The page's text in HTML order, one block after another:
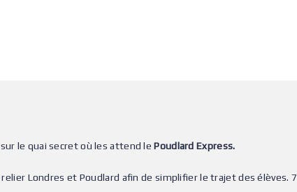
sur le quai secret où les attend lePoudlard Express.
Londres et Poudlard afin de simplifier le trajet des élèves. 7